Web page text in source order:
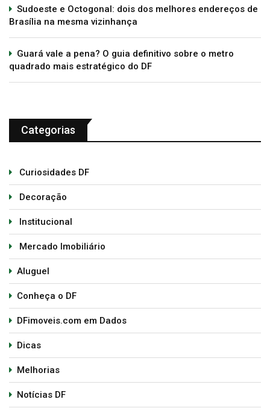
Sudoeste e Octogonal: dois dos melhores endereços de
Brasília na mesma vizinhança
Guará vale a pena? O guia definitivo sobre o metro
quadrado mais estratégico do DF
Categorias
Curiosidades DF
Decoração
Institucional
Mercado Imobiliário
Aluguel
Conheça o DF
DFimoveis.com em Dados
Dicas
Melhorias
Notícias DF